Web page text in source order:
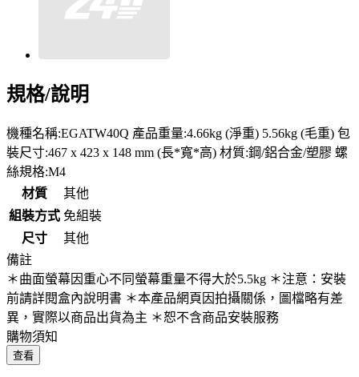
規格/說明
機種名稱:EGATW40Q 產品重量:4.66kg (淨重) 5.56kg (毛重) 包
裝尺寸:467 x 423 x 148 mm (長*寬*高) 材質:鋼/鋁合金/塑膠 螺
絲規格:M4
材質
其他
組裝方式 免組裝
尺寸
其他
備註
＊曲面螢幕因重心不同螢幕重量不得大於5.5kg ＊注意：安裝
前請詳閱盒內說明書 ＊本產品網頁因拍攝關係，圖檔略有差
異，實際以商品出貨為主 ＊恕不含商品安裝服務
購物須知
查看